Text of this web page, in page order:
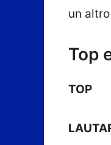
un
Top
TOP